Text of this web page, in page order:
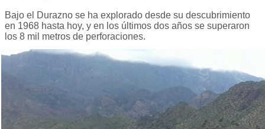
Bajo el Durazno se ha explorado desde su descubrimiento
en 1968 hasta hoy, y en los últimos dos años se superaron
los 8 mil metros de perforaciones.